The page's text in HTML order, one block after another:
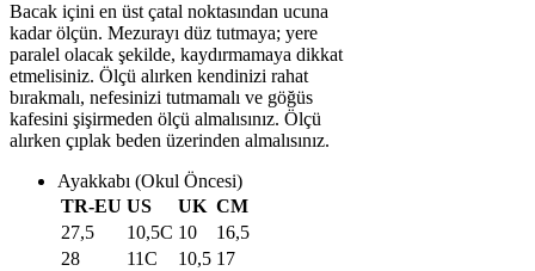
Bacak içini en üst çatal noktasından ucuna
kadar ölçün. Mezurayı düz tutmaya; yere
paralel olacak şekilde, kaydırmamaya dikkat
etmelisiniz. Ölçü alırken kendinizi rahat
bırakmalı, nefesinizi tutmamalı ve göğüs
kafesini şişirmeden ölçü almalısınız. Ölçü
alırken çıplak beden üzerinden almalısınız.
Ayakkabı (Okul Öncesi)
TR-EU US UK CM
27,5
10,5C 10
16,5
28
11C 10,5 17